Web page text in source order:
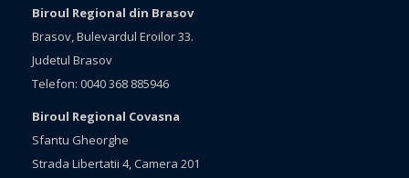
Biroul Regional din Brasov
Brasov, Bulevardul Eroilor 33.
Judetul Brasov
Telefon: 0040 368 885946
Biroul Regional Covasna
Sfantu Gheorghe
Strada Libertatii 4, Camera 201